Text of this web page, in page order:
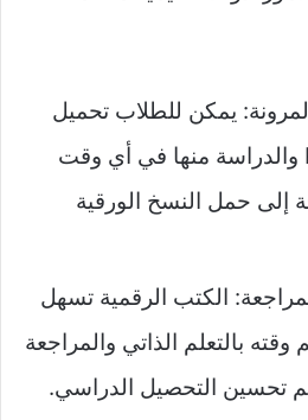
يمكن للطلاب تحميل
الكتب بصيغة PDF والدراسة منها في أي وقت
إلى حمل النسخ الورقية
الكتب الرقمية تسهل
بالتعلم الذاتي والمراجعة
تحسين التحصيل الدراسي.